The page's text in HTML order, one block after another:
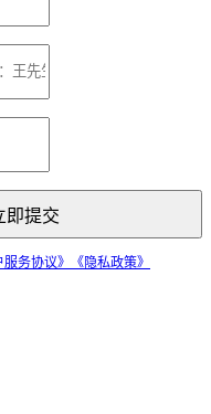
即提交
服务协议》 《隐私政策》